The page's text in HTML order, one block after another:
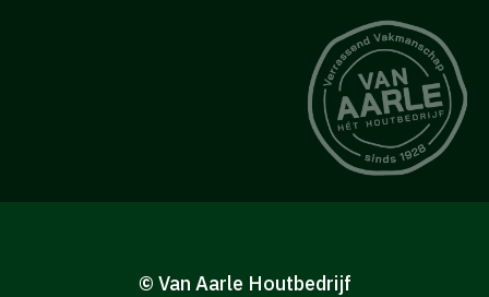
© Van Aarle Houtbedrijf